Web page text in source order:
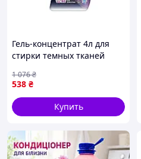
Гель-концентрат 4л для
стирки темных тканей
538 ₴
1 076₴
Купить